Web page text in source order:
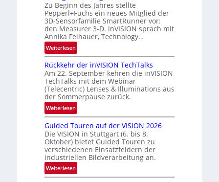
R
a
u
m
f
a
h
r
t
t
e
c
h
n
i
k
n
e
r
s
c
h
t
z
w
i
s
c
h
e
n
4
K
Zu Beginn des Jahres stellte
Pepperl+Fuchs ein neues Mitglied der
3D-Sensorfamilie SmartRunner vor:
den Measurer 3-D. inVISION sprach mit
Annika Felhauer, Technology…
Weiterlesen:
U
n
b
e
g
r
e
z
t
e
M
ö
g
Rückkehr der inVISION TechTalks
Am 22. September kehren die inVISION
TechTalks mit dem Webinar
(Telecentric) Lenses & Illuminations aus
der Sommerpause zurück.
Weiterlesen:
R
ü
c
k
k
e
h
Guided Touren auf der VISION 2026
Die VISION in Stuttgart (6. bis 8.
Oktober) bietet Guided Touren zu
verschiedenen Einsatzfeldern der
industriellen Bildverarbeitung an.
Weiterlesen:
G